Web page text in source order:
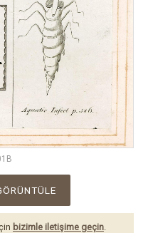
bizimle iletişime geçin